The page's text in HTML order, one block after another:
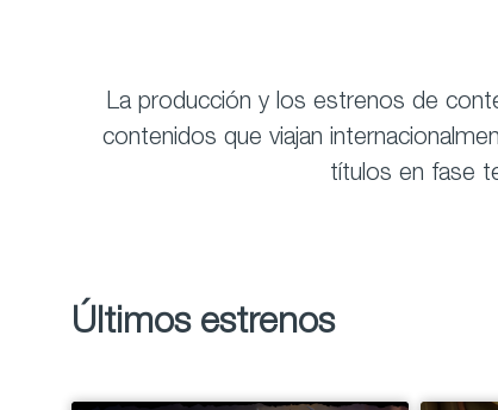
La producción y los estrenos de
contenidos que viajan
títulos en fase
Últimos estrenos